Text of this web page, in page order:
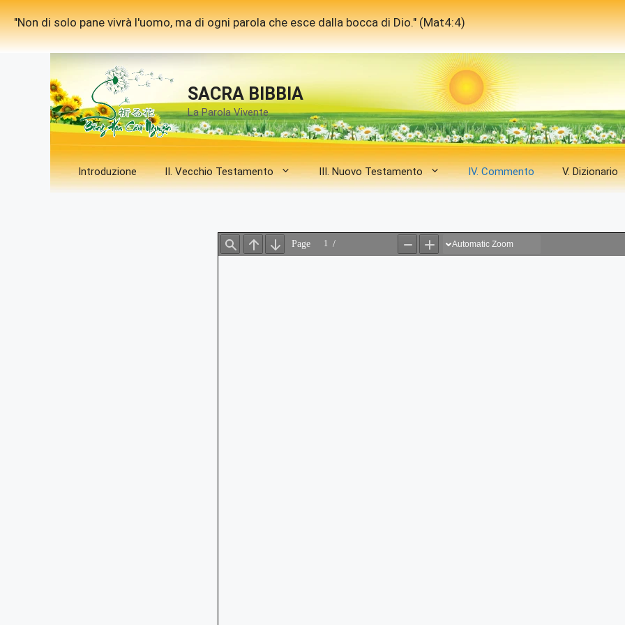
Vai
al
contenuto
"Non di solo pane vivrà l'uomo, ma di ogni parola che esce dalla bocca di Dio." (Mat4:4)
SACRA BIBBIA
La Parola Vivente
Introduzione II. Vecchio Testamento III. Nuovo Testamento IV. Commento V. Dizionario